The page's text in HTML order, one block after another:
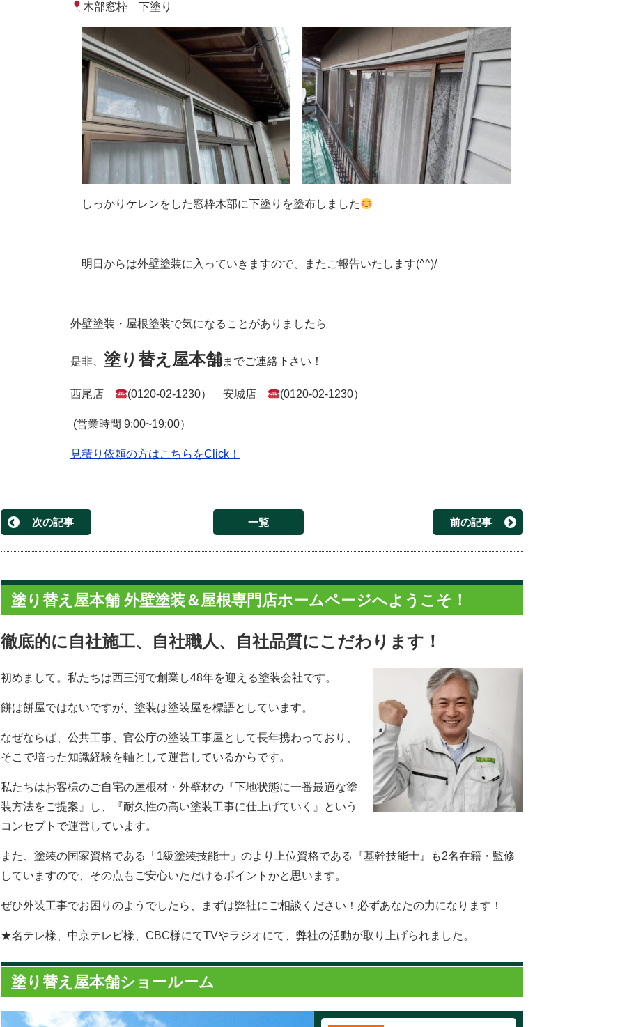
木部窓枠 下塗り
しっかりケレンをした窓枠木部に下塗りを塗布しました
明日からは外壁塗装に入っていきますので、またご報告いたします(^^)/
外壁塗装・屋根塗装で気になることがありましたら
是非、 塗り替え屋本舗までご連絡下さい！
西尾店 (0120-02-1230） 安城店 (0120-02-1230）
(営業時間 9:00~19:00）
見積り依頼の方はこちらをClick！
次の記事 一覧 前の記事
塗り替え屋本舗 外壁塗装＆屋根専門店ホームページへようこそ！
徹底的に自社施工、自社職人、自社品質にこだわります！
初めまして。私たちは西三河で創業し48年を迎える塗装会社です。
餅は餅屋ではないですが、塗装は塗装屋を標語としています。
なぜならば、公共工事、官公庁の塗装工事屋として長年携わっており、
そこで培った知識経験を軸として運営しているからです。
私たちはお客様のご自宅の屋根材・外壁材の『下地状態に一番最適な塗
装方法をご提案』し、『耐久性の高い塗装工事に仕上げていく』という
コンセプトで運営しています。
また、塗装の国家資格である「1級塗装技能士」のより上位資格である『基幹技能士』も2名在籍・監修
していますので、その点もご安心いただけるポイントかと思います。
ぜひ外装工事でお困りのようでしたら、まずは弊社にご相談ください！必ずあなたの力になります！
★名テレ様、中京テレビ様、CBC様にてTVやラジオにて、弊社の活動が取り上げられました。
塗り替え屋本舗ショールーム